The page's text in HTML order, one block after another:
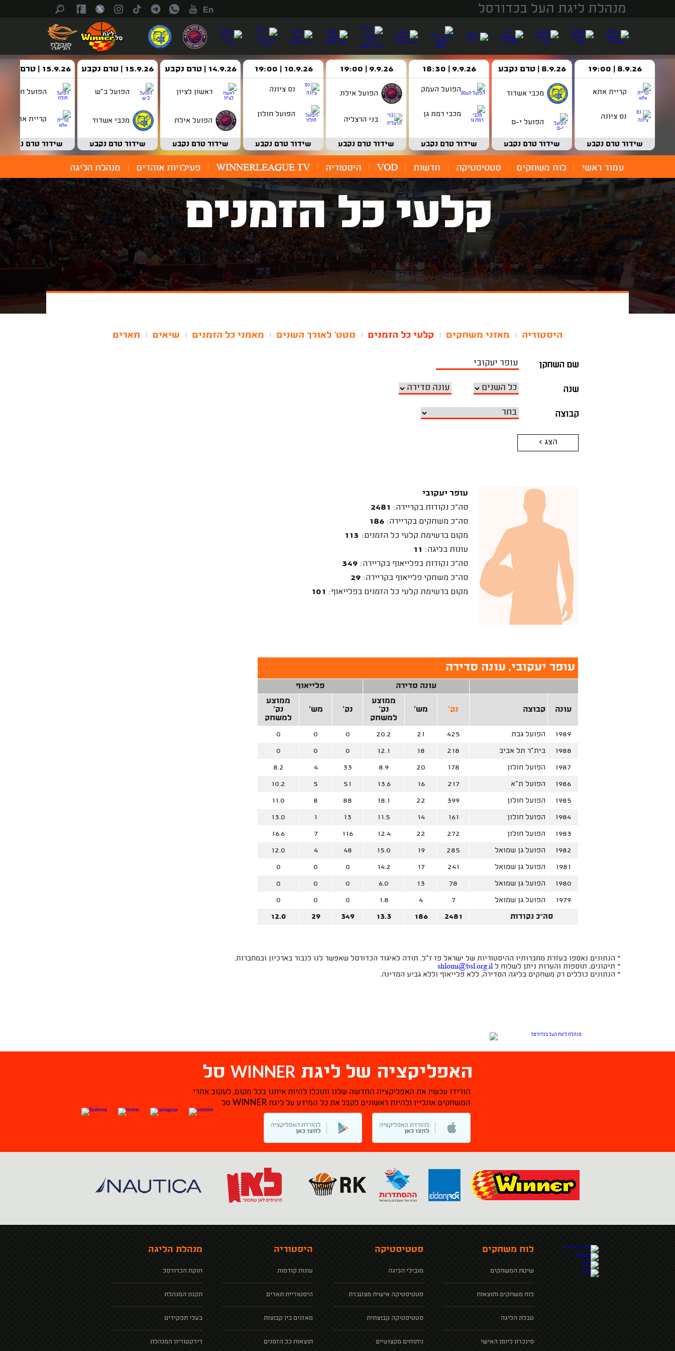
מנהלת ליגת העל בכדורסל En
8.9.26 | 19:00
קריית אתא
נס ציונה
שידור טרם נקבע
8.9.26 | טרם נקבע
מכבי אשדוד
הפועל י-ם
שידור טרם נקבע
9.9.26 | 18:30
הפועל העמק
מכבי רמת גן
שידור טרם נקבע
9.9.26 | 19:00
הפועל אילת
בני הרצליה
שידור טרם נקבע
10.9.26 | 19:00
נס ציונה
הפועל חולון
שידור טרם נקבע
14.9.26 | טרם נקבע
ראשון לציון
הפועל אילת
שידור טרם נקבע
15.9.26 | טרם נקבע
הפועל ב"ש
מכבי אשדוד
שידור טרם נקבע
15.9.26 | טרם נקבע
הפועל חולון
קריית אתא
שידור טרם נקבע
עמוד ראשי לוח משחקים סטטיסטיקה חדשות VOD היסטוריה WINNERLEAGUE.TV פעילויות אוהדים מנהלת הליגה
קלעי כל הזמנים
היסטוריה מאזני משחקים קלעי כל הזמנים סטט' לאורך השנים מאמני כל הזמנים שיאים תארים
שם השחקן
שנה
קבוצה
הצג >
עופר יעקובי
סה"כ נקודות בקריירה: 2481
סה"כ משחקים בקריירה: 186
מקום ברשימת קלעי כל הזמנים: 113
עונות בליגה: 11
סה"כ נקודות בפלייאוף בקריירה: 349
סה"כ משחקי פלייאוף בקריירה: 29
מקום ברשימת קלעי כל הזמנים בפלייאוף: 101
עופר יעקובי, עונה סדירה
עונה סדירה פלייאוף
עונה קבוצה נק' מש'
ממוצע
נק'
למשחק
נק' מש'
ממוצע
נק'
למשחק
1989 הפועל גבת 425
21
20.2
0
0
0
1988 בית"ר תל אביב 218
18
12.1
0
0
0
1987 הפועל חולון 178
20
8.9
33
4
8.2
1986 הפועל ת"א 217
16
13.6
51
5
10.2
1985 הפועל חולון 399
22
18.1
88
8
11.0
1984 הפועל חולון 161
14
11.5
13
1
13.0
1983 הפועל חולון 272
22
12.4
116
7
16.6
1982 הפועל גן שמואל 285
19
15.0
48
4
12.0
1981 הפועל גן שמואל 241
17
14.2
0
0
0
1980 הפועל גן שמואל 78
13
6.0
0
0
0
1979 הפועל גן שמואל 7
4
1.8
0
0
0
סה"כ נקודות 2481
186
13.3
349
29
12.0
* הנתונים נאספו בעזרת מחברותיו ההיסטוריות של ישראל פז ז"ל. תודה לאיגוד הכדורסל שאפשר לנו לנבור בארכיון ובמחברות.
* תיקונים, תוספות והערות ניתן לשלוח ל shlomi@bsl.org.il
* הנתונים כוללים רק משחקים בליגה הסדירה, ללא פלייאוף וללא גביע המדינה.
האפליקציה של ליגת WINNER סל
הורידו עכשיו את האפליקציה החדשה שלנו ותוכלו להיות איתנו בכל מקום, לעקוב אחרי
המשחקים אונליין ולהיות ראשונים לקבל את כל המידע על ליגת WINNER סל
לוח משחקים
שיטת המשחקים
לוח משחקים ותוצאות
טבלת הליגה
סינכרון ליומן האישי
סטטיסטיקה
מובילי הליגה
סטטיסטיקה אישית מצטברת
סטטיסטיקה קבוצתית
ניתוחים מקצועיים
היסטוריה
עונות קודמות
היסטוריית תארים
מאזנים בין קבוצות
תוצאות כל הזמנים
מנהלת הליגה
חוקת הכדורסל
תקנון המנהלת
בעלי תפקידים
דירקטוריון המנהלת